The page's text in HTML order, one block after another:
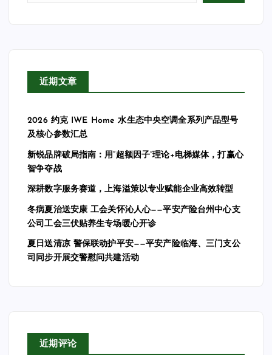
近期文章
2026 约克 IWE Home 水生态中央空调全系列产品型号
及核心参数汇总
新锐品牌破局指南：用“超额因子”理论+电梯媒体，打赢心
智争夺战
深耕数字服务赛道，上海溢策以专业赋能企业高效转型
冬病夏治送安康 工会关怀沁人心——平安产险台州中心支
公司工会三伏贴养生专场暖心开诊
夏日送清凉 警保联动护平安——平安产险临海、三门支公
司同步开展交警慰问共建活动
近期评论